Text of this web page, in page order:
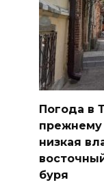
Погода в
низкая
буря